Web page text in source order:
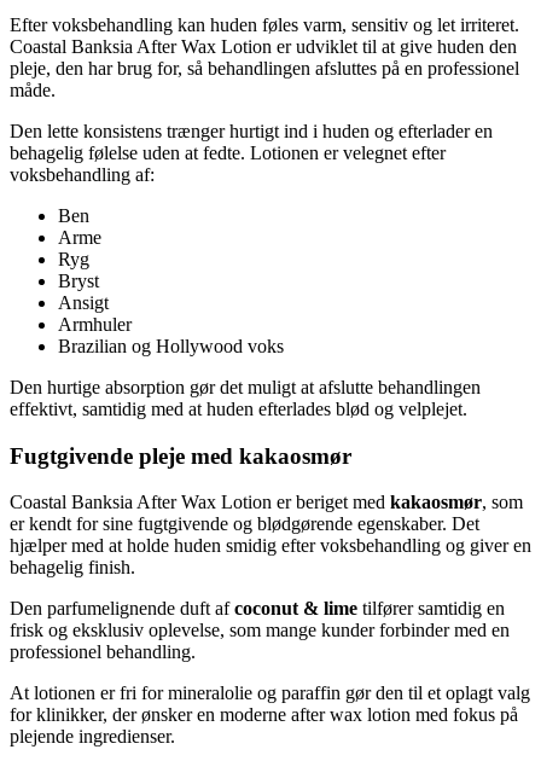
Efter voksbehandling kan huden føles varm, sensitiv og let irriteret.
Coastal Banksia After Wax Lotion er udviklet til at give huden den
pleje, den har brug for, så behandlingen afsluttes på en professionel
måde.
Den lette konsistens trænger hurtigt ind i huden og efterlader en
behagelig følelse uden at fedte. Lotionen er velegnet efter
voksbehandling af:
Ben
Arme
Ryg
Bryst
Ansigt
Armhuler
Brazilian og Hollywood voks
Den hurtige absorption gør det muligt at afslutte behandlingen
effektivt, samtidig med at huden efterlades blød og velplejet.
Fugtgivende pleje med kakaosmør
Coastal Banksia After Wax Lotion er beriget med kakaosmør, som
er kendt for sine fugtgivende og blødgørende egenskaber. Det
hjælper med at holde huden smidig efter voksbehandling og giver en
behagelig finish.
Den parfumelignende duft afcoconut & lime tilfører samtidig en
frisk og eksklusiv oplevelse, som mange kunder forbinder med en
professionel behandling.
At lotionen er fri for mineralolie og paraffin gør den til et oplagt valg
for klinikker, der ønsker en moderne after wax lotion med fokus på
plejende ingredienser.